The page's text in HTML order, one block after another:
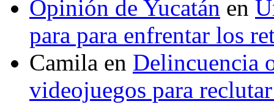
Opinión de Yucatán en
para para enfrentar los
Camila en Delincuencia
videojuegos para